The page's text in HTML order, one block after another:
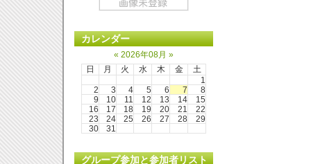
カレンダー
« 2026年08月 »
日
月 火 水 木 金
土
1
2
3 4 5 6 7
8
9
10 11 12 13 14
15
16
17 18 19 20 21
22
23
24 25 26 27 28
29
30
31
グループ参加と参加者リスト